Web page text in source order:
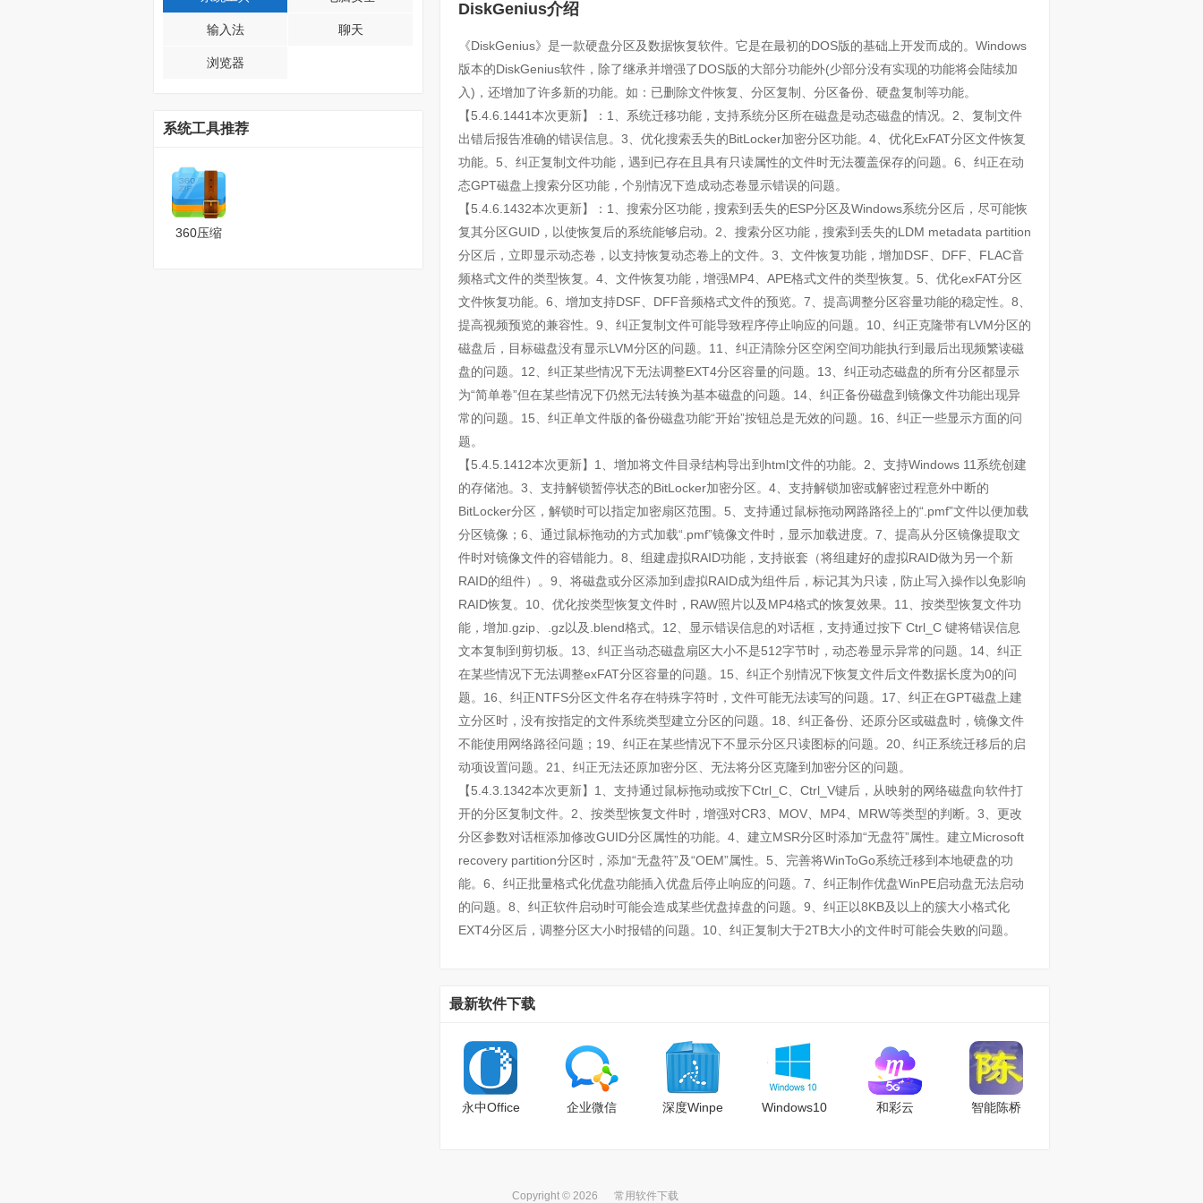
输入法 聊天
浏览器
系统工具推荐
360压缩
DiskGenius介绍
《DiskGenius》是一款硬盘分区及数据恢复软件。它是在最初的DOS版的基础上开发而成的。Windows
版本的DiskGenius软件，除了继承并增强了DOS版的大部分功能外(少部分没有实现的功能将会陆续加
入)，还增加了许多新的功能。如：已删除文件恢复、分区复制、分区备份、硬盘复制等功能。
【5.4.6.1441本次更新】：1、系统迁移功能，支持系统分区所在磁盘是动态磁盘的情况。2、复制文件
出错后报告准确的错误信息。3、优化搜索丢失的BitLocker加密分区功能。4、优化ExFAT分区文件恢复
功能。5、纠正复制文件功能，遇到已存在且具有只读属性的文件时无法覆盖保存的问题。6、纠正在动
态GPT磁盘上搜索分区功能，个别情况下造成动态卷显示错误的问题。
【5.4.6.1432本次更新】：1、搜索分区功能，搜索到丢失的ESP分区及Windows系统分区后，尽可能恢
复其分区GUID，以使恢复后的系统能够启动。2、搜索分区功能，搜索到丢失的LDM metadata partition
分区后，立即显示动态卷，以支持恢复动态卷上的文件。3、文件恢复功能，增加DSF、DFF、FLAC音
频格式文件的类型恢复。4、文件恢复功能，增强MP4、APE格式文件的类型恢复。5、优化exFAT分区
文件恢复功能。6、增加支持DSF、DFF音频格式文件的预览。7、提高调整分区容量功能的稳定性。8、
提高视频预览的兼容性。9、纠正复制文件可能导致程序停止响应的问题。10、纠正克隆带有LVM分区的
磁盘后，目标磁盘没有显示LVM分区的问题。11、纠正清除分区空闲空间功能执行到最后出现频繁读磁
盘的问题。12、纠正某些情况下无法调整EXT4分区容量的问题。13、纠正动态磁盘的所有分区都显示
为“简单卷”但在某些情况下仍然无法转换为基本磁盘的问题。14、纠正备份磁盘到镜像文件功能出现异
常的问题。15、纠正单文件版的备份磁盘功能“开始”按钮总是无效的问题。16、纠正一些显示方面的问
题。
【5.4.5.1412本次更新】1、增加将文件目录结构导出到html文件的功能。2、支持Windows 11系统创建
的存储池。3、支持解锁暂停状态的BitLocker加密分区。4、支持解锁加密或解密过程意外中断的
BitLocker分区，解锁时可以指定加密扇区范围。5、支持通过鼠标拖动网路路径上的“.pmf”文件以便加载
分区镜像；6、通过鼠标拖动的方式加载“.pmf”镜像文件时，显示加载进度。7、提高从分区镜像提取文
件时对镜像文件的容错能力。8、组建虚拟RAID功能，支持嵌套（将组建好的虚拟RAID做为另一个新
RAID的组件）。9、将磁盘或分区添加到虚拟RAID成为组件后，标记其为只读，防止写入操作以免影响
RAID恢复。10、优化按类型恢复文件时，RAW照片以及MP4格式的恢复效果。11、按类型恢复文件功
能，增加.gzip、.gz以及.blend格式。12、显示错误信息的对话框，支持通过按下 Ctrl_C 键将错误信息
文本复制到剪切板。13、纠正当动态磁盘扇区大小不是512字节时，动态卷显示异常的问题。14、纠正
在某些情况下无法调整exFAT分区容量的问题。15、纠正个别情况下恢复文件后文件数据长度为0的问
题。16、纠正NTFS分区文件名存在特殊字符时，文件可能无法读写的问题。17、纠正在GPT磁盘上建
立分区时，没有按指定的文件系统类型建立分区的问题。18、纠正备份、还原分区或磁盘时，镜像文件
不能使用网络路径问题；19、纠正在某些情况下不显示分区只读图标的问题。20、纠正系统迁移后的启
动项设置问题。21、纠正无法还原加密分区、无法将分区克隆到加密分区的问题。
【5.4.3.1342本次更新】1、支持通过鼠标拖动或按下Ctrl_C、Ctrl_V键后，从映射的网络磁盘向软件打
开的分区复制文件。2、按类型恢复文件时，增强对CR3、MOV、MP4、MRW等类型的判断。3、更改
分区参数对话框添加修改GUID分区属性的功能。4、建立MSR分区时添加“无盘符”属性。建立Microsoft
recovery partition分区时，添加“无盘符”及“OEM”属性。5、完善将WinToGo系统迁移到本地硬盘的功
能。6、纠正批量格式化优盘功能插入优盘后停止响应的问题。7、纠正制作优盘WinPE启动盘无法启动
的问题。8、纠正软件启动时可能会造成某些优盘掉盘的问题。9、纠正以8KB及以上的簇大小格式化
EXT4分区后，调整分区大小时报错的问题。10、纠正复制大于2TB大小的文件时可能会失败的问题。
最新软件下载
永中Office 企业微信 深度Winpe Windows10 和彩云 智能陈桥
Copyright © 2026 常用软件下载